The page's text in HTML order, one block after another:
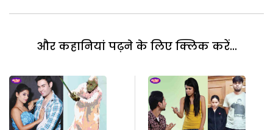
और कहानियां पढ़ने के लिए क्लिक करें...